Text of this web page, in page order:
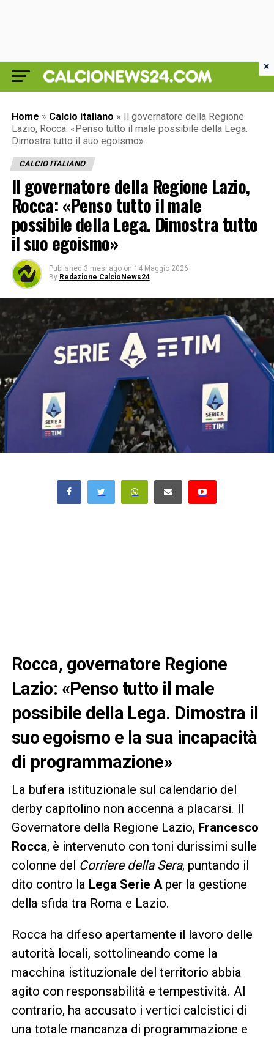
Home » Calcio italiano » Il governatore della Regione
Lazio, Rocca: «Penso tutto il male possibile della Lega.
Dimostra tutto il suo egoismo»
CALCIO ITALIANO
Il governatore della Regione Lazio,
Rocca: «Penso tutto il male
possibile della Lega. Dimostra tutto
il suo egoismo»
Published 3 mesi ago on 14 Maggio 2026
By Redazione CalcioNews24
Rocca, governatore Regione
Lazio: «Penso tutto il male
possibile della Lega. Dimostra il
suo egoismo e la sua incapacità
di programmazione»
La bufera istituzionale sul calendario del
derby capitolino non accenna a placarsi. Il
Governatore della Regione Lazio, Francesco
Rocca, è intervenuto con toni durissimi sulle
colonne del Corriere della Sera, puntando il
dito contro la Lega Serie Aper la gestione
della sfida tra Roma e Lazio.
Rocca ha difeso apertamente il lavoro delle
autorità locali, sottolineando come la
macchina istituzionale del territorio abbia
agito con responsabilità e tempestività. Al
contrario, ha accusato i vertici calcistici di
una totale mancanza di programmazione e
×